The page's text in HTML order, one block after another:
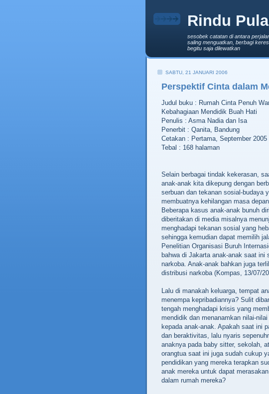
Rindu
sesobek catatan di antara
saling menguatkan, berbagi
begitu saja dilewatkan
SABTU, 21 JANUARI 2006
Perspektif Cinta dalam
Judul buku‭ ‬:‭ ‬Rumah Cinta Penuh
Kebahagiaan Mendidik Buah Hati
Penulis‭ ‬:‭ ‬Asma Nadia dan Isa
Penerbit ‬:‭ ‬Qanita,‭ ‬Bandung
Cetakan ‬:‭ ‬Pertama,‭ ‬September‭ ‬2005
Tebal‭ :‭ ‬168‭ ‬halaman
Selain berbagai tindak kekerasan,‭
anak-anak kita dikepung dengan
serbuan dan tekanan sosial-budaya
membuatnya kehilangan masa
‬Beberapa kasus anak-anak bunuh
diberitakan di media misalnya
menghadapi tekanan sosial yang
sehingga kemudian dapat memilih
‬Penelitian Organisasi Buruh
bahwa di Jakarta anak-anak saat ini
narkoba.‭ ‬Anak-anak bahkan juga
distribusi narkoba‭ (‬Kompas,‭ ‬13/07/
Lalu di manakah keluarga,‭ ‬tempat
menempa kepribadiannya‭? ‬Sulit
tengah menghadapi krisis yang
mendidik dan menanamkan nilai-
kepada anak-anak.‭ ‬Apakah saat ini
dan beraktivitas,‭ ‬lalu nyaris
anaknya pada‭ ‬baby sitter,‭ ‬sekolah,‭
orangtua saat ini juga sudah cukup
pendidikan yang mereka terapkan
anak mereka untuk dapat
dalam rumah mereka‭?